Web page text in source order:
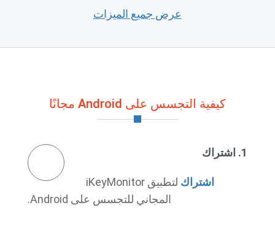
عرض جميع الميزات
كيفية التجسس على Android مجانًا
1. اشتراك
اشتراك
لتطبيق iKeyMonitor
المجاني للتجسس على Android.